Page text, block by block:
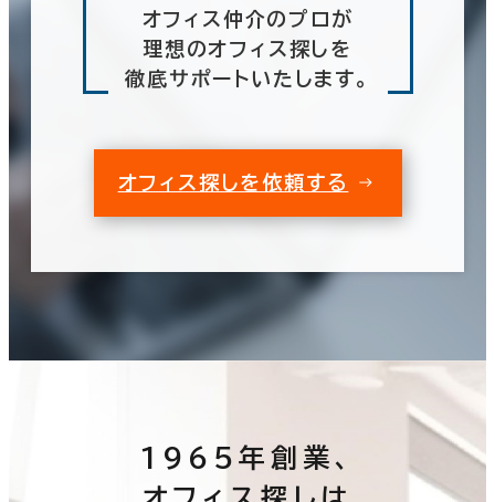
オフィス仲介のプロが
理想のオフィス探しを
徹底サポートいたします。
オフィス探しを依頼する
1965年創業、